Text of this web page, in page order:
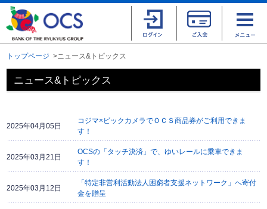
トップページ ニュース&トピックス
ニュース&トピックス
2025年04月05日
コジマ×ビックカメラでＯＣＳ商品券がご利用できま
す！
2025年03月21日
OCSの「タッチ決済」で、ゆいレールに乗車できま
す！
2025年03月12日
「特定非営利活動法人困窮者支援ネットワーク」へ寄付
金を贈呈